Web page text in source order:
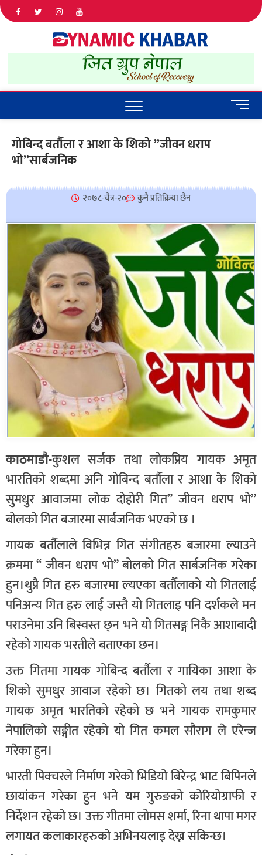
IN NEPAL
M
e
n
गोबिन्द बर्तौला र आशा के शिको ”जीवन धराप
भो”सार्बजनिक
२०७८-चैत्र-२० कुनै प्रतिक्रिया छैन
काठमाडौ-कुशल सर्जक तथा लोकप्रिय गायक अमृत
भारतिको शब्दमा अनि गोबिन्द बर्तौला र आशा के शिको
सुमधुर आवाजमा लोक दोहोरी गित” जीवन धराप भो”
बोलको गित बजारमा सार्बजनिक भएको छ ।
गायक बर्तौलाले विभिन्न गित संगीतहरु बजारमा ल्याउने
क्रममा “ जीवन धराप भो” बोलको गित सार्बजनिक गरेका
हुन।थुप्रै गित हरु बजारमा ल्यएका बर्तौलाको यो गितलाई
पनिअन्य गित हरु लाई जस्तै यो गितलाइ पनि दर्शकले मन
पराउनेमा उनि बिस्वस्त छ्न भने यो गितसङ्ग निकै आशाबादी
रहेको गायक भरतीले बताएका छन।
उक्त गितमा गायक गोबिन्द बर्तौला र गायिका आशा के
शिको सुमधुर आवाज रहेको छ। गितको लय तथा शब्द
गायक अमृत भारतिको रहेको छ भने गायक रामकुमार
नेपालिको सङ्गीत रहेको यो गित कमल सौराग ले एरेन्ज
गरेका हुन।
भारती पिक्चरले निर्माण गरेको भिडियो बिरेन्द्र भाट बिपिनले
छायांकन गरेका हुन भने यम गुरुङको कोरियोग्राफी र
निर्देशन रहेको छ। उक्त गीतमा लोमस शर्मा, रिना थापा मगर
लगायत कलाकारहरुको अभिनयलाइ देख्न सकिन्छ।